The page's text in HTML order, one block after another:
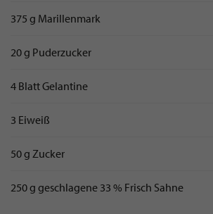
375 g Marillenmark
20 g Puderzucker
4 Blatt Gelantine
3 Eiweiß
50 g Zucker
250 g geschlagene 33 % Frisch Sahne